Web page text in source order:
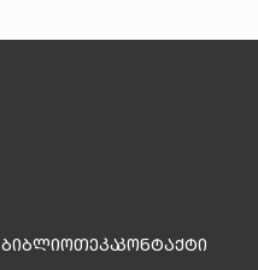
ბიბლიოთეკაკონტაქტი